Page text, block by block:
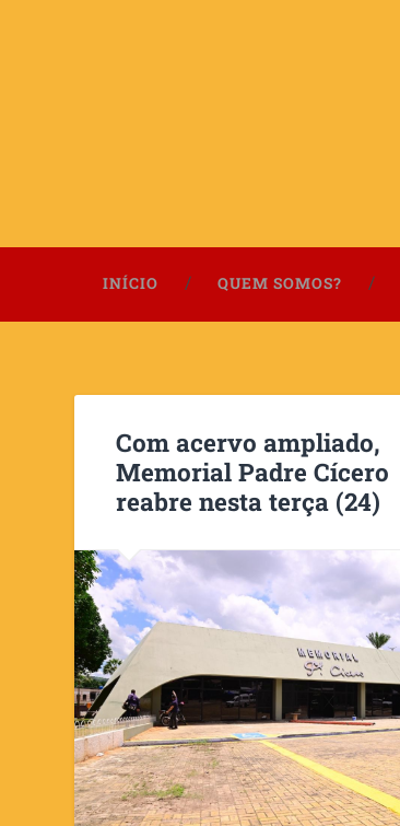
INÍCIO QUEM SOMOS?
Com acervo ampliado,
Memorial Padre Cícero
reabre nesta terça (24)